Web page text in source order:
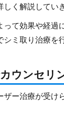
く解説してい
って効果や経過
シミ取り治療を
ウンセリ
ザー治療が受け